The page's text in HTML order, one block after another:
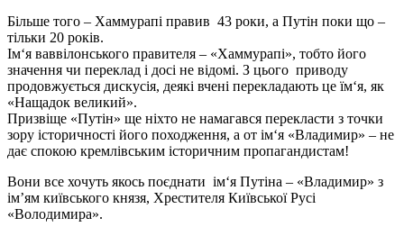
Більше того – Хаммурапі правив 43 роки, а Путін поки що –
тільки 20 років.
Ім‘я ваввілонського правителя – «Хаммурапі», тобто його
значення чи переклад і досі не відомі. З цього приводу
продовжується дискусія, деякі вчені перекладають це їм‘я, як
«Нащадок великий».
Призвіще «Путін» ще ніхто не намагався перекласти з точки
зору історичності його походження, а от ім‘я «Владимир» – не
дає спокою кремлівським історичним пропагандистам!
Вони все хочуть якось поєднати ім‘я Путіна – «Владимир» з
ім’ям київського князя, Хрестителя Київської Русі
«Володимира».